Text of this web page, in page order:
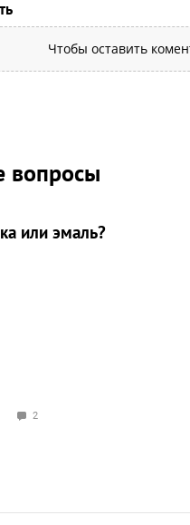
Чтобы оставить
вопросы
или эмаль?
2